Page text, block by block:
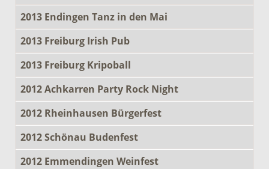
2013 Endingen Tanz in den Mai
2013 Freiburg Irish Pub
2013 Freiburg Kripoball
2012 Achkarren Party Rock Night
2012 Rheinhausen Bürgerfest
2012 Schönau Budenfest
2012 Emmendingen Weinfest